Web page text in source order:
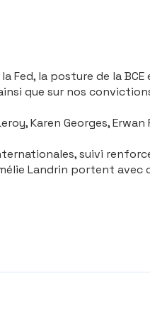
Fed, la posture de la
que sur nos
Karen Georges,
suivi
Landrin portent